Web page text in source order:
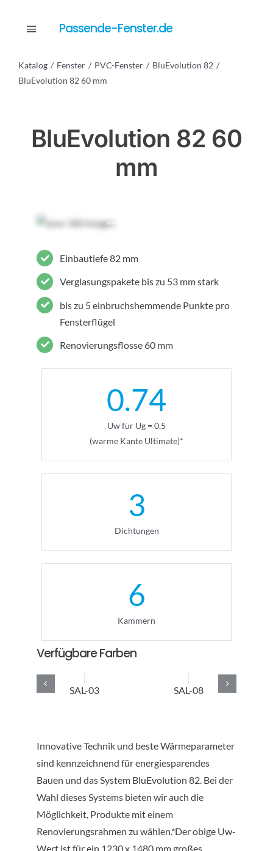
Toggle Passende-Fenster.de
Katalog Fenster PVC-Fenster
BluEvolution 82
BluEvolution 82 60 mm
BluEvolution 82 60
mm
Einbautiefe 82 mm
Verglasungspakete bis zu 53 mm stark
bis zu 5 einbruchshemmende Punkte pro
Fensterflügel
Renovierungsflosse 60 mm
0.74
Uw für Ug = 0,5
(warme Kante Ultimate)*
3
Dichtungen
6
Kammern
Verfügbare Farben
SAL-03 SAL-08
Innovative Technik und beste Wärmeparameter
sind kennzeichnend für energiesparendes
Bauen und das System BluEvolution 82. Bei der
Wahl dieses Systems bieten wir auch die
Möglichkeit, Produkte mit einem
Renovierungsrahmen zu wählen.*Der obige Uw-
Wert ist für ein 1230 x 1480 mm großes